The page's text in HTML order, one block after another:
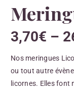
3,70€ –
Nos meringues
ou tout autre
licornes. Elles font